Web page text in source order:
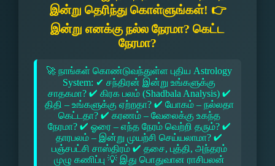
இன்று தெரிந்து கொள்ளுங்கள்! 👉
இன்று எனக்கு நல்ல நேரமா? கெட்ட
நேரமா?
🚀 நாங்கள் கொண்டுவந்துள்ள புதிய Astrology
System: ✔ சந்திரன் இன்று உங்களுக்கு
சாதகமா? ✔ கிரக பலம் (Shadbala Analysis) ✔
திதி – உங்களுக்கு ஏற்றதா? ✔ யோகம் – நல்லதா
கெட்டதா? ✔ கரணம் – வேலைக்கு உகந்த
நேரமா? ✔ ஓரை – எந்த நேரம் வெற்றி தரும்? ✔
தாரபலம் – இன்று முயற்சி செய்யலாமா? ✔
பஞ்சபட்சி சாஸ்திரம் ✔ தசை, புத்தி, அந்தரம்
முழு கணிப்பு 💡 இது பொதுவான ராசிபலன்